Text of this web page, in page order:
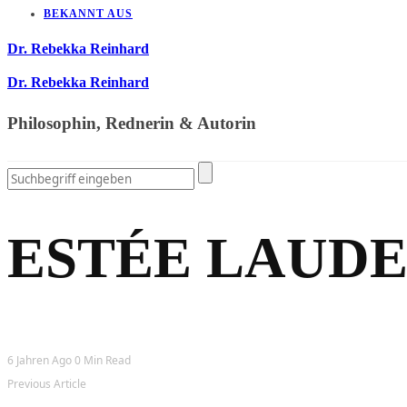
BEKANNT AUS
Dr. Rebekka Reinhard
Dr. Rebekka Reinhard
Philosophin, Rednerin & Autorin
ESTÉE
6 Jahren Ago0 Min Read
Previous Article